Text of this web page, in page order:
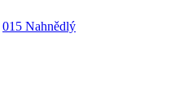
015 Nahnědlý